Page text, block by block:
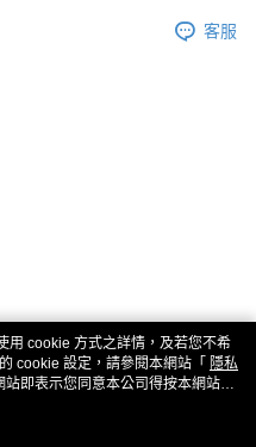
客服
用 cookie 方式之詳情，及若您不希
cookie 設定，請參閱本網站「 隱私
即表示您同意本公司得按本網站使